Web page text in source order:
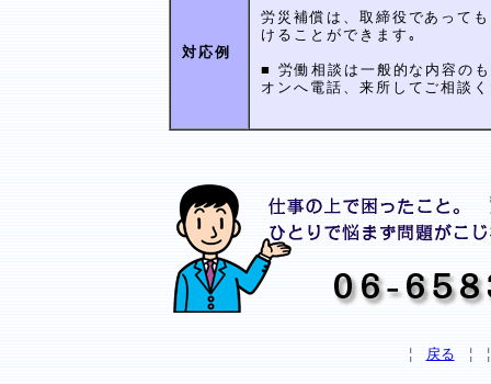
対応例
労災補償は、取締役であって
けることができます｡
■ 労働相談は一般的な内容の
オンへ電話、来所してご相談
¦ 戻る ¦